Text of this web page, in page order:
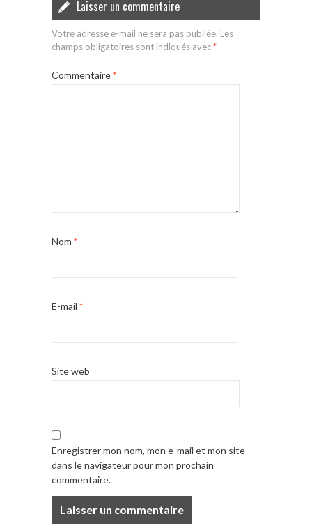
Laisser un commentaire
Votre adresse e-mail ne sera pas publiée. Les
champs obligatoires sont indiqués avec*
Commentaire*
Nom *
E-mail *
Site web
Enregistrer mon nom, mon e-mail et mon site
dans le navigateur pour mon prochain
commentaire.